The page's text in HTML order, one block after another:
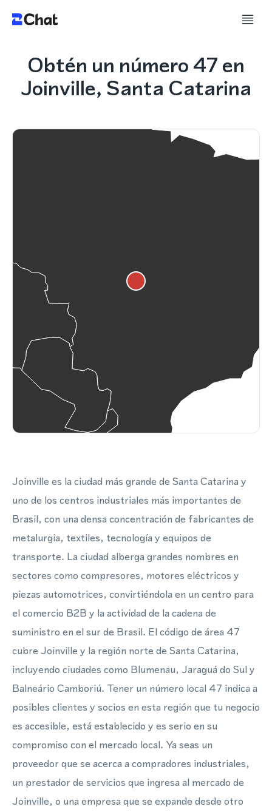
Obtén un número 47 en
Joinville, Santa Catarina
Joinville es la ciudad más grande de Santa Catarina y
uno de los centros industriales más importantes de
Brasil, con una densa concentración de fabricantes de
metalurgia, textiles, tecnología y equipos de
transporte. La ciudad alberga grandes nombres en
sectores como compresores, motores eléctricos y
piezas automotrices, convirtiéndola en un centro para
el comercio B2B y la actividad de la cadena de
suministro en el sur de Brasil. El código de área 47
cubre Joinville y la región norte de Santa Catarina,
incluyendo ciudades como Blumenau, Jaraguá do Sul y
Balneário Camboriú. Tener un número local 47 indica a
posibles clientes y socios en esta región que tu negocio
es accesible, está establecido y es serio en su
compromiso con el mercado local. Ya seas un
proveedor que se acerca a compradores industriales,
un prestador de servicios que ingresa al mercado de
Joinville, o una empresa que se expande desde otro